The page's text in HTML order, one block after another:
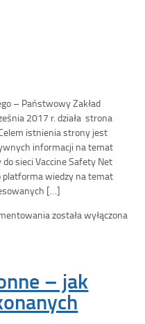
– Państwowy Zakład
2017 r. działa strona
istnienia strony jest
informacji na temat
sieci Vaccine Safety Net
platforma wiedzy na temat
[…]
została wyłączona
– jak